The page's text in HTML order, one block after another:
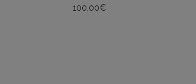
100,00€